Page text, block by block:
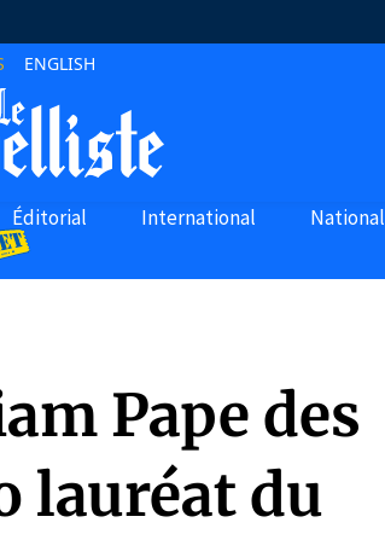
ENGLISH
Éditorial International National
Pape des
lauréat du